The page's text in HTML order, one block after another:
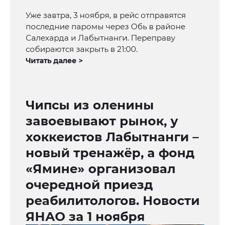
Уже завтра, 3 ноября, в рейс отправятся
последние паромы через Обь в районе
Салехарда и Лабытнанги. Переправу
собираются закрыть в 21:00.
Читать далее >
Чипсы из оленины
завоевывают рынок, у
хоккеистов Лабытнанги –
новый тренажёр, а фонд
«Ямине» организовал
очередной приезд
реабилитологов. Новости
ЯНАО за 1 ноября